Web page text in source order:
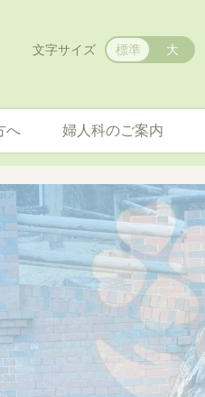
へ 婦人科のご案内
文字サイズ 標準 大